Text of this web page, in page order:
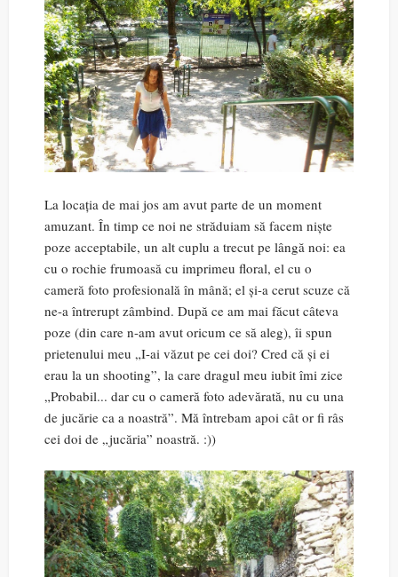
La locația de mai jos am avut parte de un moment
amuzant. În timp ce noi ne străduiam să facem niște
poze acceptabile, un alt cuplu a trecut pe lângă noi: ea
cu o rochie frumoasă cu imprimeu floral, el cu o
cameră foto profesională în mână; el și-a cerut scuze că
ne-a întrerupt zâmbind. După ce am mai făcut câteva
poze (din care n-am avut oricum ce să aleg), îi spun
prietenului meu „I-ai văzut pe cei doi? Cred că și ei
erau la un shooting”, la care dragul meu iubit îmi zice
„Probabil... dar cu o cameră foto adevărată, nu cu una
de jucărie ca a noastră”. Mă întrebam apoi cât or fi râs
cei doi de „jucăria” noastră. :))